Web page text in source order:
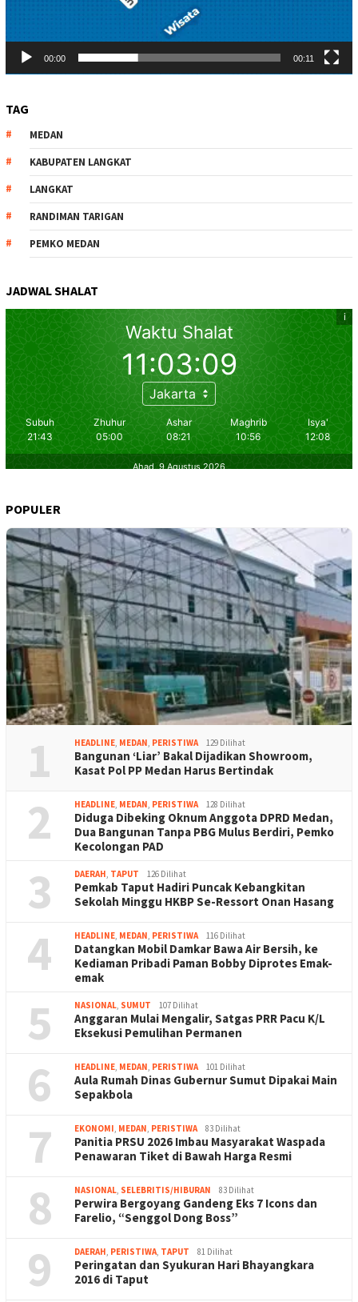
00:00 00:11
TAG
MEDAN
KABUPATEN LANGKAT
LANGKAT
RANDIMAN TARIGAN
PEMKO MEDAN
JADWAL SHALAT
POPULER
1 HEADLINE, MEDAN, PERISTIWA 129 Dilihat
Bangunan ‘Liar’ Bakal Dijadikan Showroom,
Kasat Pol PP Medan Harus Bertindak
2 HEADLINE, MEDAN, PERISTIWA 128 Dilihat
Diduga Dibeking Oknum Anggota DPRD Medan,
Dua Bangunan Tanpa PBG Mulus Berdiri, Pemko
Kecolongan PAD
3 DAERAH, TAPUT 126 Dilihat
Pemkab Taput Hadiri Puncak Kebangkitan
Sekolah Minggu HKBP Se-Ressort Onan Hasang
4 HEADLINE, MEDAN, PERISTIWA 116 Dilihat
Datangkan Mobil Damkar Bawa Air Bersih, ke
Kediaman Pribadi Paman Bobby Diprotes Emak-
emak
5 NASIONAL, SUMUT 107 Dilihat
Anggaran Mulai Mengalir, Satgas PRR Pacu K/L
Eksekusi Pemulihan Permanen
6 HEADLINE, MEDAN, PERISTIWA 101 Dilihat
Aula Rumah Dinas Gubernur Sumut Dipakai Main
Sepakbola
7 EKONOMI, MEDAN, PERISTIWA 83 Dilihat
Panitia PRSU 2026 Imbau Masyarakat Waspada
Penawaran Tiket di Bawah Harga Resmi
8 NASIONAL, SELEBRITIS/HIBURAN 83 Dilihat
Perwira Bergoyang Gandeng Eks 7 Icons dan
Farelio, “Senggol Dong Boss”
9 DAERAH, PERISTIWA, TAPUT 81 Dilihat
Peringatan dan Syukuran Hari Bhayangkara
2016 di Taput